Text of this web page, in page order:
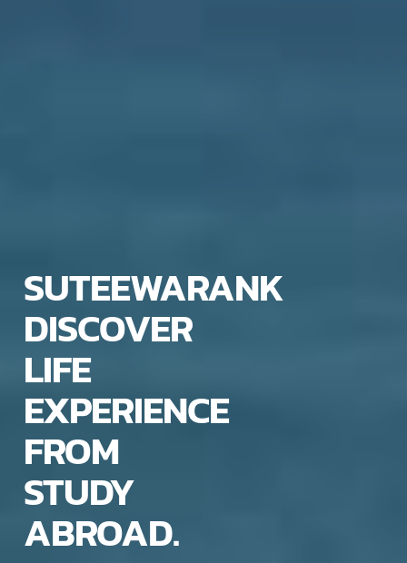
SUTEEWARANK
DISCOVER
LIFE
EXPERIENCE
FROM
STUDY
ABROAD.